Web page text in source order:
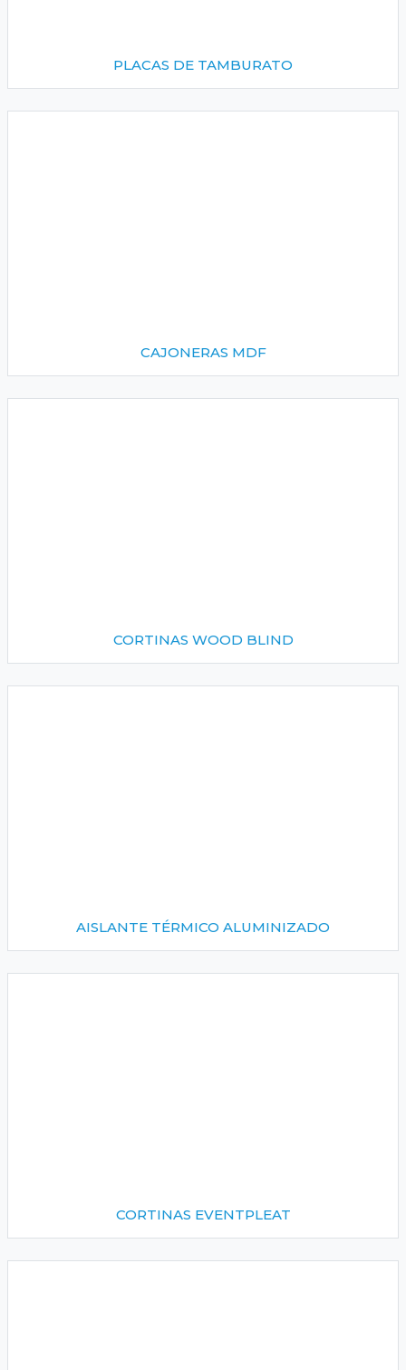
PLACAS DE TAMBURATO
CAJONERAS MDF
CORTINAS WOOD BLIND
AISLANTE TÉRMICO ALUMINIZADO
CORTINAS EVENTPLEAT